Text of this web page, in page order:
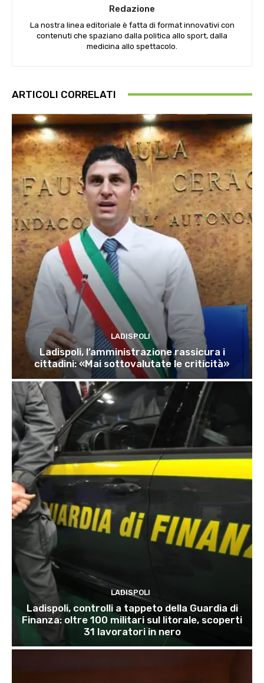
Redazione
La nostra linea editoriale è fatta di format innovativi con
contenuti che spaziano dalla politica allo sport, dalla
medicina allo spettacolo.
ARTICOLI CORRELATI
LADISPOLI
Ladispoli, l’amministrazione rassicura i
cittadini: «Mai sottovalutate le criticità»
LADISPOLI
Ladispoli, controlli a tappeto della Guardia di
Finanza: oltre 100 militari sul litorale, scoperti
31 lavoratori in nero